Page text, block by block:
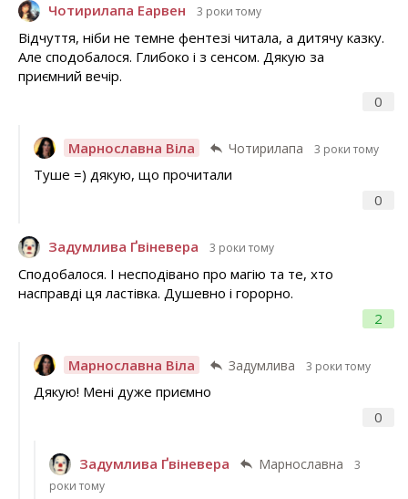
Чотирилапа Еарвен 3 роки тому
0
Відчуття, ніби не темне фентезі читала, а дитячу казку.
Але сподобалося. Глибоко і з сенсом. Дякую за
приємний вечір.
Марнославна Віла Чотирилапа 3 роки тому
0
Туше =) дякую, що прочитали
Задумлива Ґвіневера 3 роки тому
2
Сподобалося. І несподівано про магію та те, хто
насправді ця ластівка. Душевно і горорно.
Марнославна Віла Задумлива 3 роки тому
0
Дякую! Мені дуже приємно
Задумлива Ґвіневера Марнославна
3
роки тому